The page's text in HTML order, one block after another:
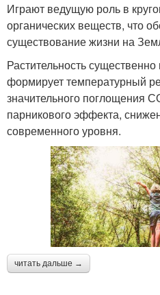
Играют ведущую роль в
органических веществ, что
существование жизни на
Растительность
формирует температурный
значительного поглощения
парникового эффекта,
современного уровня.
читать дальше →